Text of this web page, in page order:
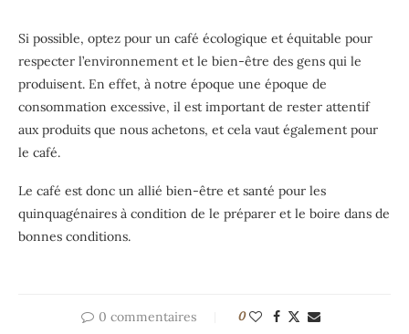
Si possible, optez pour un café écologique et équitable pour
respecter l’environnement et le bien-être des gens qui le
produisent. En effet, à notre époque une époque de
consommation excessive, il est important de rester attentif
aux produits que nous achetons, et cela vaut également pour
le café.
Le café est donc un allié bien-être et santé pour les
quinquagénaires à condition de le préparer et le boire dans de
bonnes conditions.
0 commentaires 0